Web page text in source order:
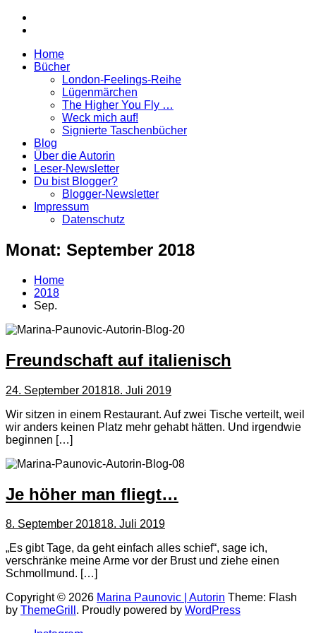
Zurück
zum
Marina
Paunovic
Home
Bücher
London-Feelings-Reihe
Lügenmärchen
The Higher You Fly …
Weck mich auf!
Signierte Taschenbücher
Blog
Über die Autorin
Leser-Newsletter
Du bist Blogger?
Blogger-Newsletter
Impressum
Datenschutz
Monat: September 2018
Home
2018
Sep.
Freundschaft auf italienisch
24. September 201818. Juli 2019
Wir sitzen in einem Restaurant. Auf zwei Tische verteilt, weil
wir anders keinen Platz mehr gehabt hätten. Und irgendwie
beginnen […]
Je höher man fliegt…
8. September 201818. Juli 2019
„Es gibt Tage, da geht einfach alles schief“, sage ich,
verschränke meine Arme vor der Brust und ziehe einen
Schmollmund. […]
Copyright © 2026 Marina Paunovic | Autorin Theme: Flash
by ThemeGrill . Proudly powered by WordPress